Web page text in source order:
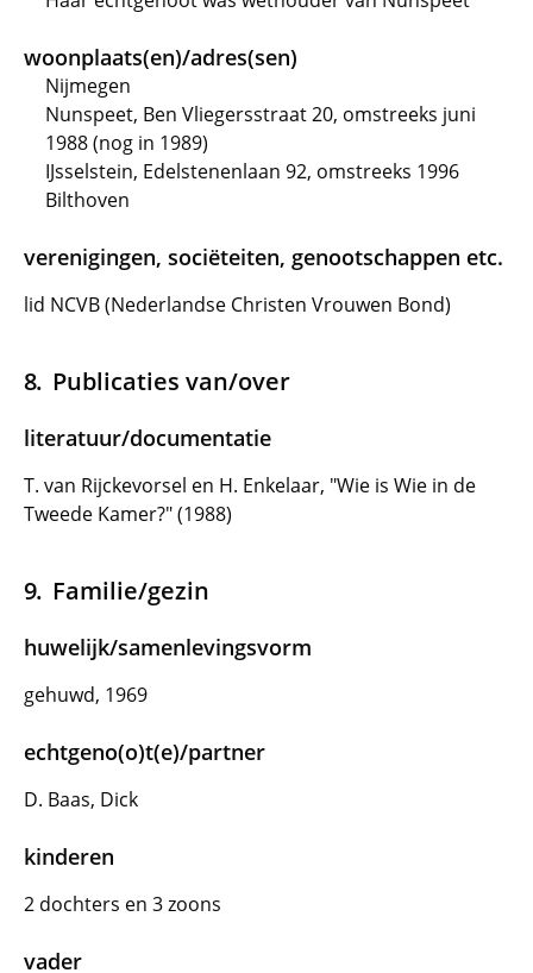
woonplaats(en)/adres(sen)
Nijmegen
Nunspeet, Ben Vliegersstraat 20, omstreeks juni
1988 (nog in 1989)
IJsselstein, Edelstenenlaan 92, omstreeks 1996
Bilthoven
verenigingen, sociëteiten, genootschappen etc.
lid NCVB (Nederlandse Christen Vrouwen Bond)
Publicaties van/over
literatuur/documentatie
T. van Rijckevorsel en H. Enkelaar, "Wie is Wie in de
Tweede Kamer?" (1988)
Familie/gezin
huwelijk/samenlevingsvorm
gehuwd, 1969
echtgeno(o)t(e)/partner
D. Baas, Dick
kinderen
2 dochters en 3 zoons
vader